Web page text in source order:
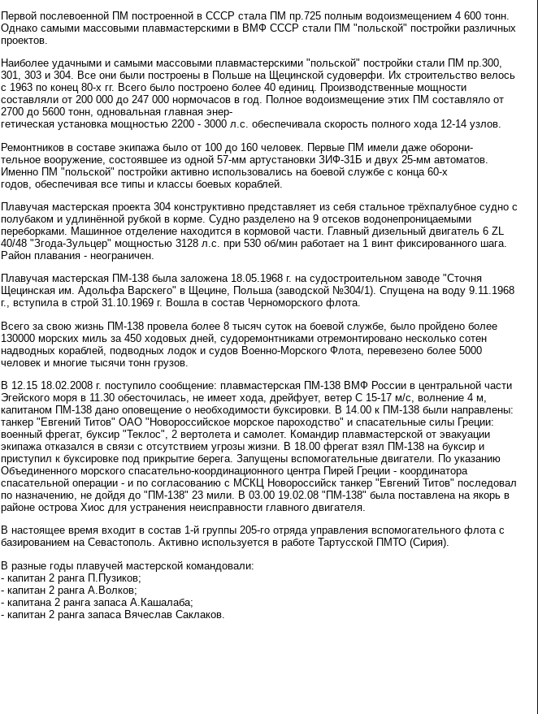
Первой послевоенной ПМ построенной в СССР стала ПМ пр.725 полным водоизмещением 4 600 тонн.
Однако самыми массовыми плавмастерскими в ВМФ СССР стали ПМ "польской" постройки различных
проектов.
Наиболее удачными и самыми массовыми плавмастерскими "польской" постройки стали ПМ пр.300,
301, 303 и 304. Все они были построены в Польше на Щецинской судоверфи. Их строительство велось
с 1963 по конец 80-х гг. Всего было построено более 40 единиц. Производственные мощности
составляли от 200 000 до 247 000 нормочасов в год. Полное водоизмещение этих ПМ составляло от
2700 до 5600 тонн, одновальная главная энер-
гетическая установка мощностью 2200 - 3000 л.с. обеспечивала скорость полного хода 12-14 узлов.
Ремонтников в составе экипажа было от 100 до 160 человек. Первые ПМ имели даже оборони-
тельное вооружение, состоявшее из одной 57-мм артустановки ЗИФ-31Б и двух 25-мм автоматов.
Именно ПМ "польской" постройки активно использовались на боевой службе с конца 60-х
годов, обеспечивая все типы и классы боевых кораблей.
Плавучая мастерская проекта 304 конструктивно представляет из себя стальное трёхпалубное судно с
полубаком и удлинённой рубкой в корме. Судно разделено на 9 отсеков водонепроницаемыми
переборками. Машинное отделение находится в кормовой части. Главный дизельный двигатель 6 ZL
40/48 "Згода-Зульцер" мощностью 3128 л.с. при 530 об/мин работает на 1 винт фиксированного шага.
Район плавания - неограничен.
Плавучая мастерская ПМ-138 была заложена 18.05.1968 г. на судостроительном заводе "Сточня
Щецинская им. Адольфа Варскего" в Щецине, Польша (заводской №304/1). Спущена на воду 9.11.1968
г., вступила в строй 31.10.1969 г. Вошла в состав Черноморского флота.
Всего за свою жизнь ПМ-138 провела более 8 тысяч суток на боевой службе, было пройдено более
130000 морских миль за 450 ходовых дней, судоремонтниками отремонтировано несколько сотен
надводных кораблей, подводных лодок и судов Военно-Морского Флота, перевезено более 5000
человек и многие тысячи тонн грузов.
В 12.15 18.02.2008 г. поступило сообщение: плавмастерская ПМ-138 ВМФ России в центральной части
Эгейского моря в 11.30 обесточилась, не имеет хода, дрейфует, ветер С 15-17 м/с, волнение 4 м,
капитаном ПМ-138 дано оповещение о необходимости буксировки. В 14.00 к ПМ-138 были направлены:
танкер "Евгений Титов" ОАО "Новороссийское морское пароходство" и спасательные силы Греции:
военный фрегат, буксир "Теклос", 2 вертолета и самолет. Командир плавмастерской от эвакуации
экипажа отказался в связи с отсутствием угрозы жизни. В 18.00 фрегат взял ПМ-138 на буксир и
приступил к буксировке под прикрытие берега. Запущены вспомогательные двигатели. По указанию
Объединенного морского спасательно-координационного центра Пирей Греции - координатора
спасательной операции - и по согласованию с МСКЦ Новороссийск танкер "Евгений Титов" последовал
по назначению, не дойдя до "ПМ-138" 23 мили. В 03.00 19.02.08 "ПМ-138" была поставлена на якорь в
районе острова Хиос для устранения неисправности главного двигателя.
В настоящее время входит в состав 1-й группы 205-го отряда управления вспомогательного флота с
базированием на Севастополь. Активно используется в работе Тартусской ПМТО (Сирия).
В разные годы плавучей мастерской командовали:
- капитан 2 ранга П.Пузиков;
- капитан 2 ранга А.Волков;
- капитана 2 ранга запаса А.Кашалаба;
- капитан 2 ранга запаса Вячеслав Саклаков.